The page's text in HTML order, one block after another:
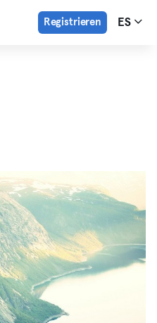
Registrieren ES